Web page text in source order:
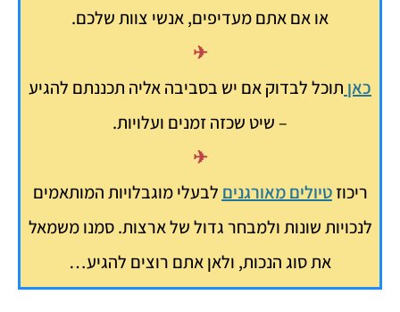
או אם אתם מעדיפים, אנשי צוות שלכם.
✈
כאן תוכל לבדוק אם יש בסביבה אליה תכננתם להגיע
– שיט שכזה זמנים ועלויות.
✈
ריכוזטיוליםמאורגנים לבעלי מוגבלויות המותאמים
לנכויות שונות ולמבחר גדול של ארצות. סמנו משמאל
את סוג הנכות, ולאן אתם רוצים להגיע…